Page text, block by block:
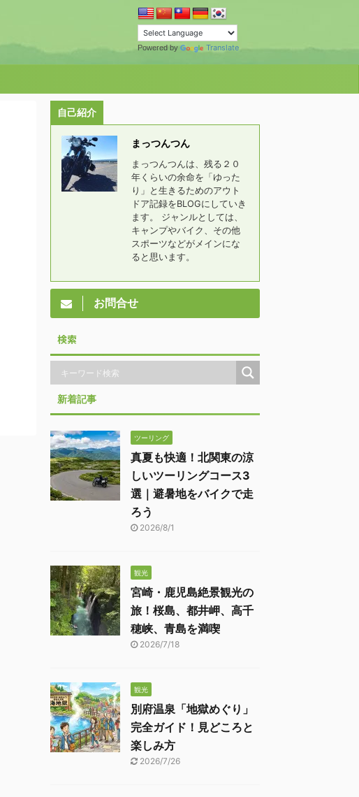
Powered by Translate
自己紹介
まっつんつん
まっつんつんは、残る２０
年くらいの余命を「ゆった
り」と生きるためのアウト
ドア記録をBLOGにしていき
ます。 ジャンルとしては、
キャンプやバイク、その他
スポーツなどがメインにな
ると思います。
お問合せ
検索
新着記事
ツーリング
真夏も快適！北関東の涼
しいツーリングコース3
選｜避暑地をバイクで走
ろう
2026/8/1
観光
宮崎・鹿児島絶景観光の
旅！桜島、都井岬、高千
穂峡、青島を満喫
2026/7/18
観光
別府温泉「地獄めぐり」
完全ガイド！見どころと
楽しみ方
2026/7/26